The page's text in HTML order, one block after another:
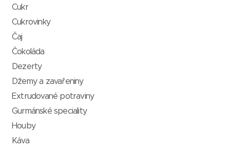
Cukr
Cukrovinky
Čaj
Čokoláda
Dezerty
Džemy a zavařeniny
Extrudované potraviny
Gurmánské speciality
Houby
Káva